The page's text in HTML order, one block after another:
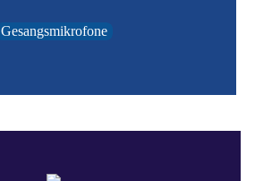
Gesangsmikrofone